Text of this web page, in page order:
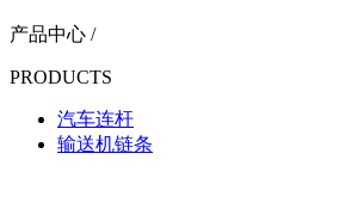
产品中心 /
PRODUCTS
汽车连杆
输送机链条